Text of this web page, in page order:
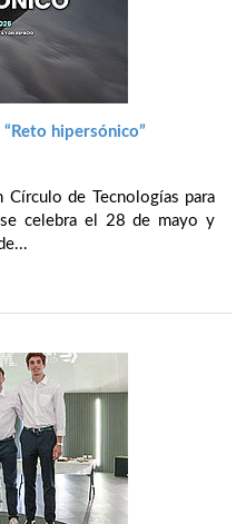
“Reto hipersónico”
Círculo de Tecnologías para
celebra el 28 de mayo y